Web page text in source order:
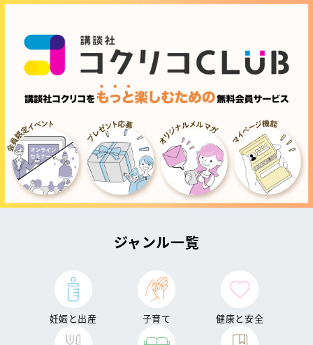
ジャンル一覧
妊娠と出産 子育て 健康と安全